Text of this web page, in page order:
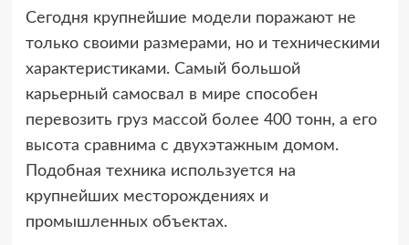
Сегодня крупнейшие модели поражают не
только своими размерами, но и техническими
характеристиками. Самый большой
карьерный самосвал в мире способен
перевозить груз массой более 400 тонн, а его
высота сравнима с двухэтажным домом.
Подобная техника используется на
крупнейших месторождениях и
промышленных объектах.